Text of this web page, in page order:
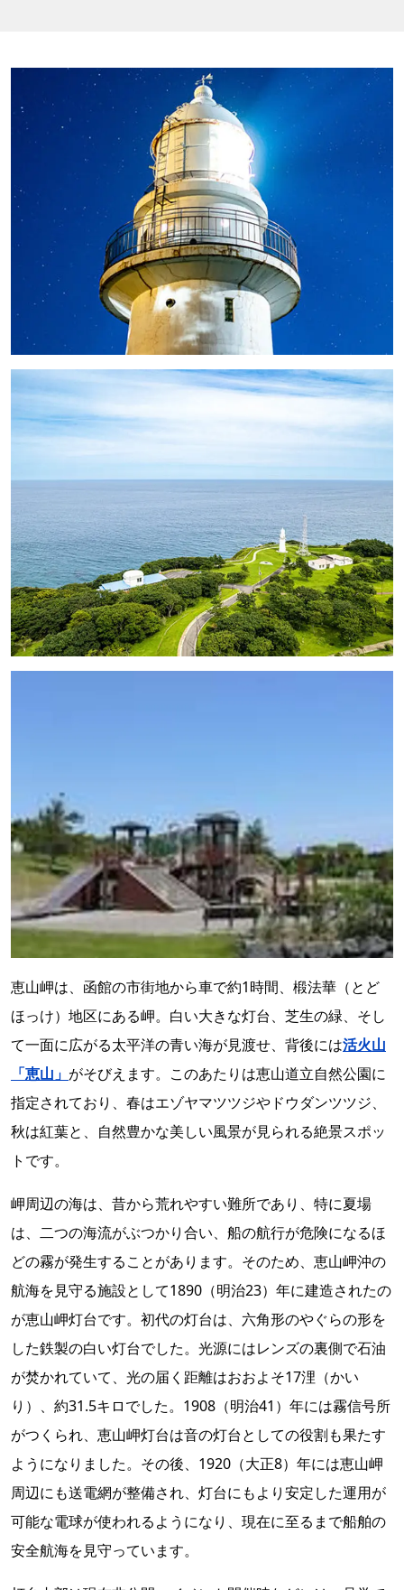
恵山岬は、函館の市街地から車で約1時間、椴法華（とど
ほっけ）地区にある岬。白い大きな灯台、芝生の緑、そし
て一面に広がる太平洋の青い海が見渡せ、背後には活火山
「恵山」 がそびえます。このあたりは恵山道立自然公園に
指定されており、春はエゾヤマツツジやドウダンツツジ、
秋は紅葉と、自然豊かな美しい風景が見られる絶景スポッ
トです。
岬周辺の海は、昔から荒れやすい難所であり、特に夏場
は、二つの海流がぶつかり合い、船の航行が危険になるほ
どの霧が発生することがあります。そのため、恵山岬沖の
航海を見守る施設として1890（明治23）年に建造されたの
が恵山岬灯台です。初代の灯台は、六角形のやぐらの形を
した鉄製の白い灯台でした。光源にはレンズの裏側で石油
が焚かれていて、光の届く距離はおおよそ17浬（かい
り）、約31.5キロでした。1908（明治41）年には霧信号所
がつくられ、恵山岬灯台は音の灯台としての役割も果たす
ようになりました。その後、1920（大正8）年には恵山岬
周辺にも送電網が整備され、灯台にもより安定した運用が
可能な電球が使われるようになり、現在に至るまで船舶の
安全航海を見守っています。